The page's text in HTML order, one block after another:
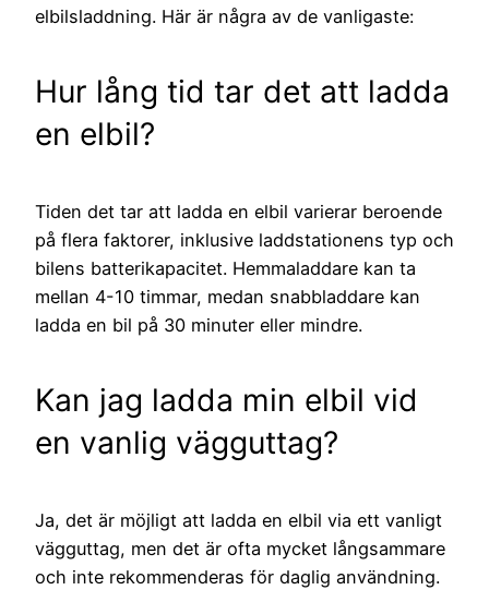
elbilsladdning. Här är några av de vanligaste:
Hur lång tid tar det att ladda
en elbil?
Tiden det tar att ladda en elbil varierar beroende
på flera faktorer, inklusive laddstationens typ och
bilens batterikapacitet. Hemmaladdare kan ta
mellan 4-10 timmar, medan snabbladdare kan
ladda en bil på 30 minuter eller mindre.
Kan jag ladda min elbil vid
en vanlig vägguttag?
Ja, det är möjligt att ladda en elbil via ett vanligt
vägguttag, men det är ofta mycket långsammare
och inte rekommenderas för daglig användning.